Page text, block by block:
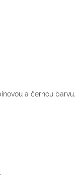
a černou barvu.